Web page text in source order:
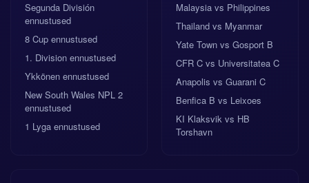
Segunda División
ennustused
8 Cup ennustused
1. Division ennustused
Ykkönen ennustused
New South Wales NPL 2
ennustused
1 Lyga ennustused
Malaysia vs Philippines
Thailand vs Myanmar
Yate Town vs Gosport B
CFR C vs Universitatea C
Anapolis vs Guarani C
Benfica B vs Leixoes
KI Klaksvik vs HB
Torshavn